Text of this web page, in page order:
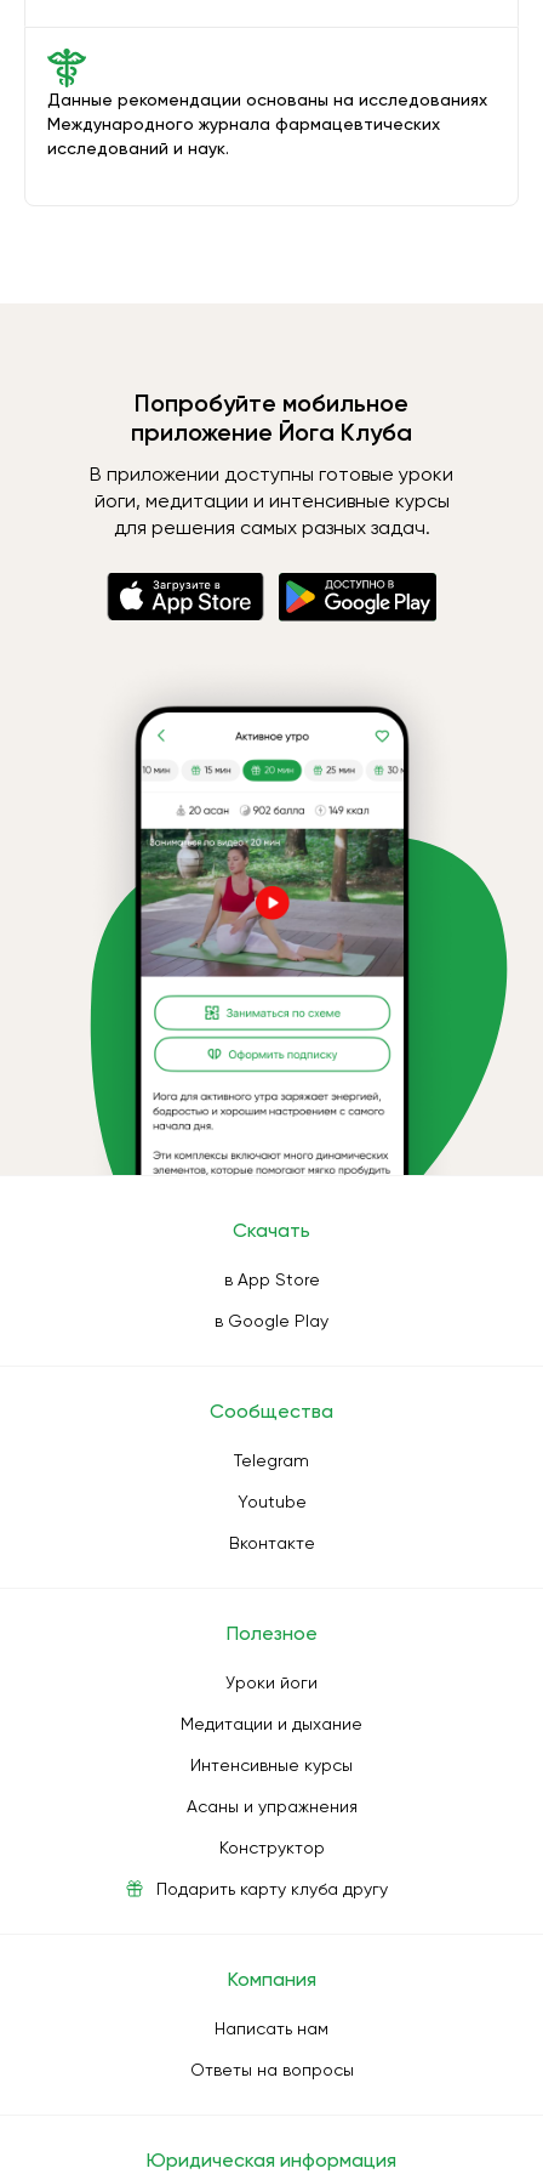
Данные рекомендации основаны на исследованиях
Международного журнала фармацевтических
исследований и наук.
Попробуйте мобильное
приложение Йога Клуба
В приложении доступны готовые уроки
йоги, медитации и интенсивные курсы
для решения самых разных задач.
Скачать
в App Store
в Google Play
Сообщества
Telegram
Youtube
Вконтакте
Полезное
Уроки йоги
Медитации и дыхание
Интенсивные курсы
Асаны и упражнения
Конструктор
Подарить карту клуба другу
Компания
Написать нам
Ответы на вопросы
Юридическая информация